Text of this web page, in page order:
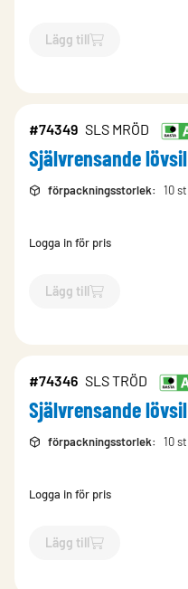
Lägg till
`$Lägg till
#74349 SLS MRÖD
Självrensande lövsil
förpackningsstorlek: 10 st
Logga in för pris
Lägg till
`$Lägg till
#74346 SLS TRÖD
Självrensande lövsil
förpackningsstorlek: 10 st
Logga in för pris
Lägg till
`$Lägg till